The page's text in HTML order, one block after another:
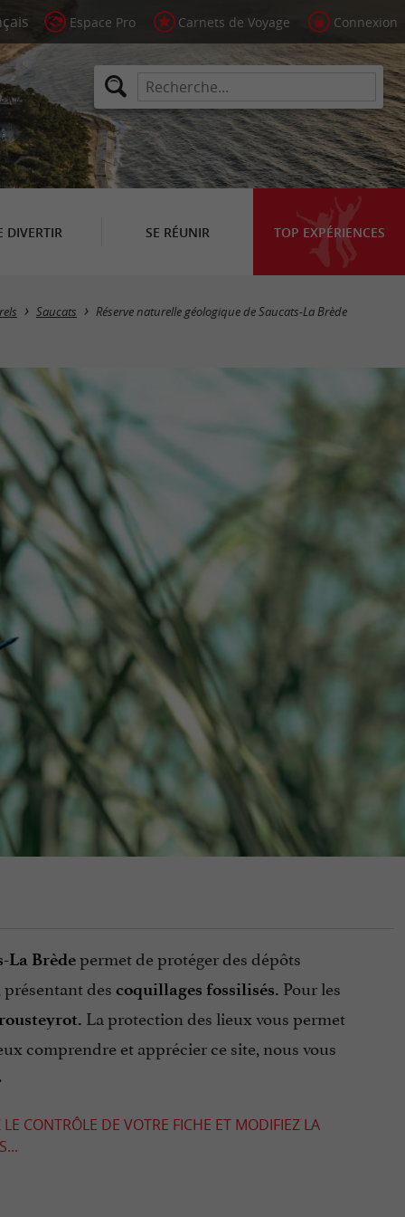
Espace Pro Carnets de Voyage Connexion
DIVERTIR SE RÉUNIR TOP EXPÉRIENCES
Saucats Réserve naturelle géologique de Saucats-La Brède
La Brèdepermet de protéger des dépôts
présentant des coquillages fossilisés. Pour les
La protection des lieux vous permet
comprendre et apprécier ce site, nous vous
CONTRÔLE DE VOTRE FICHE ET MODIFIEZ LA